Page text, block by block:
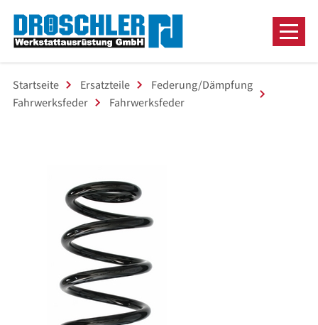
Startseite Ersatzteile
Federung/Dämpfung
Fahrwerksfeder
Fahrwerksfeder